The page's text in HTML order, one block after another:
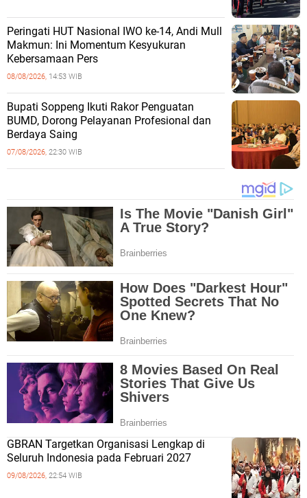
Peringati HUT Nasional IWO ke-14, Andi Mull
Makmun: Ini Momentum Kesyukuran
Kebersamaan Pers
08/08/2026, 14:53 WIB
Bupati Soppeng Ikuti Rakor Penguatan
BUMD, Dorong Pelayanan Profesional dan
Berdaya Saing
07/08/2026, 22:30 WIB
GBRAN Targetkan Organisasi Lengkap di
Seluruh Indonesia pada Februari 2027
09/08/2026, 22:54 WIB